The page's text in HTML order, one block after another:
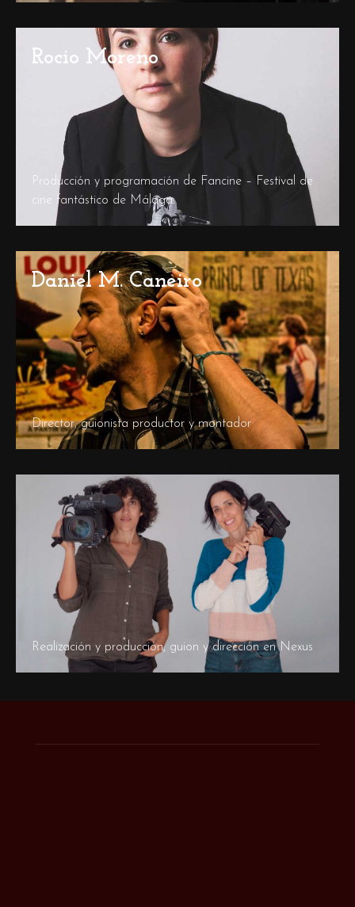
Rocio Moreno
Producción y programación de Fancine – Festival de
cine fantástico de Málaga.
Daniel M. Caneiro
Director, guionista productor y montador
Realización y producción, guion y dirección en Nexus